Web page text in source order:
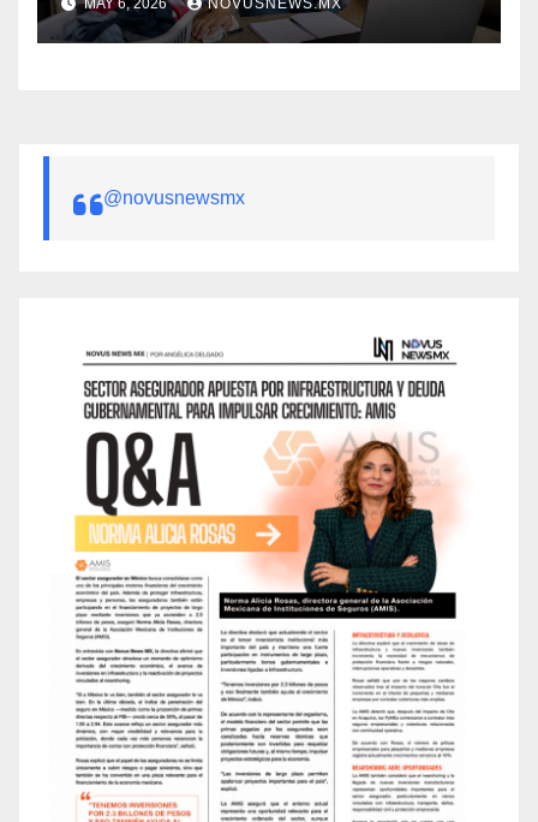
competitividad: Red CCE
MAY 6, 2026 NOVUSNEWS.MX
@novusnewsmx